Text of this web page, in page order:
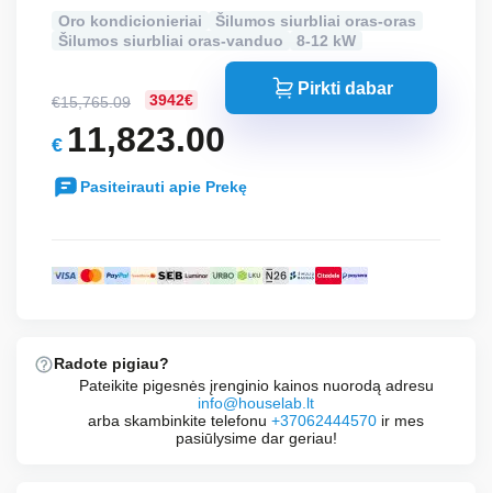
Oro kondicionieriai
Šilumos siurbliai oras-oras
Šilumos siurbliai oras-vanduo
8-12 kW
3942€
€15,765.09
Original
price
was:
€ 11,823.00
Current
price
€11,823.00.
Pirkti dabar
Pasiteirauti apie Prekę
Radote pigiau?
Pateikite pigesnės įrenginio kainos nuorodą adresu
info@houselab.lt
arba skambinkite telefonu +37062444570 ir mes
pasiūlysime dar geriau!